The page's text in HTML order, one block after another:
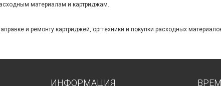
материалам и картриджам.
и ремонту картриджей, оргтехники и покупки расходных
ИНФОРМАЦИЯ